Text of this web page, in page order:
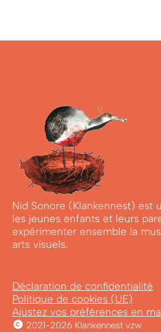
Nid Sonore (Klankennest) est
les jeunes enfants et leurs
expérimenter ensemble la
arts visuels.
Déclaration de confidentialité
Politique de cookies (UE)
Ajustez vos préférences en
2021-2026 Klankennest vzw